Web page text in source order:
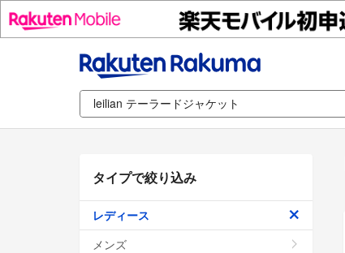
タイプで絞り込み
レディース
メンズ